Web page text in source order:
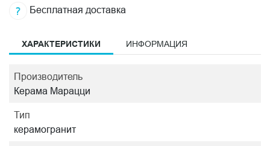
Бесплатная доставка
ХАРАКТЕРИСТИКИ ИНФОРМАЦИЯ
Производитель
Керама Марацци
Тип
керамогранит